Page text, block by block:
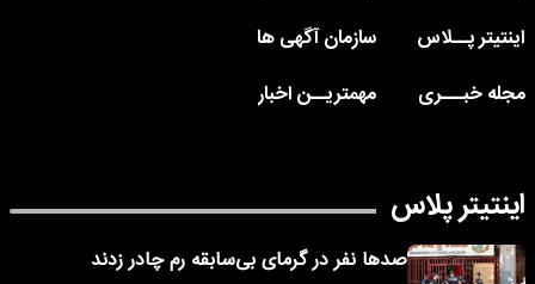
اینتیتر پــلاس
سازمان آگهی ها
مجله خبـــری
مهمتریــن اخبار
اینتیتر پلاس
صدها نفر در گرمای بی‌سابقه رم چادر زدند